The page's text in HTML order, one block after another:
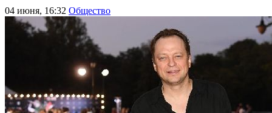
04 июня, 16:32 Общество